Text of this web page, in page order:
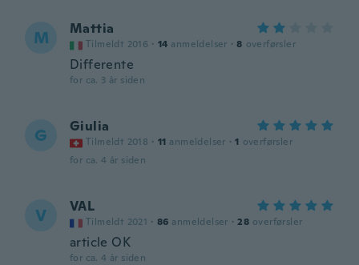
M Mattia
Tilmeldt 2016 · 14 anmeldelser · 8 overførsler
Differente
for ca. 3 år siden
G Giulia
Tilmeldt 2018 · 11 anmeldelser · 1 overførsler
for ca. 4 år siden
V VAL
Tilmeldt 2021 · 86 anmeldelser · 28 overførsler
article OK
for ca. 4 år siden